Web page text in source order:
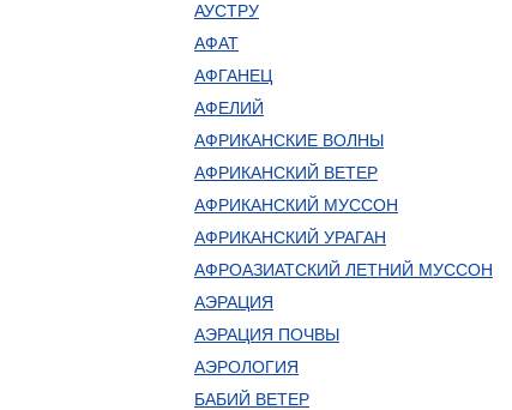
АУСТРУ
АФАТ
АФГАНЕЦ
АФЕЛИЙ
АФРИКАНСКИЕ ВОЛНЫ
АФРИКАНСКИЙ ВЕТЕР
АФРИКАНСКИЙ МУССОН
АФРИКАНСКИЙ УРАГАН
АФРОАЗИАТСКИЙ ЛЕТНИЙ МУССОН
АЭРАЦИЯ
АЭРАЦИЯ ПОЧВЫ
АЭРОЛОГИЯ
БАБИЙ ВЕТЕР